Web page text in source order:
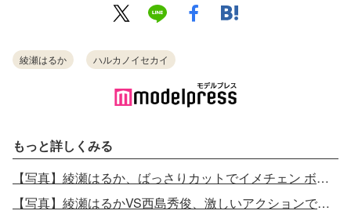
綾瀬はるか ハルカノイセカイ
もっと詳しくみる
【写真】綾瀬はるか、ばっさりカットでイメチェン ボブヘアで登場
【写真】綾瀬はるかVS西島秀俊、激しいアクションで激突